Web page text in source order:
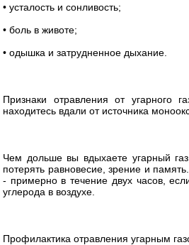
• усталость и сонливость;
• боль в животе;
• одышка и затрудненное дыхание.
Признаки отравления от угарного
находитесь вдали от источника
Чем дольше вы вдыхаете угарный
потерять равновесие, зрение и
- примерно в течение двух часов,
углерода в воздухе.
Профилактика отравления угарным